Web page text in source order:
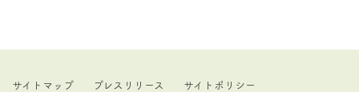
サイトマップ プレスリリース サイトポリシー